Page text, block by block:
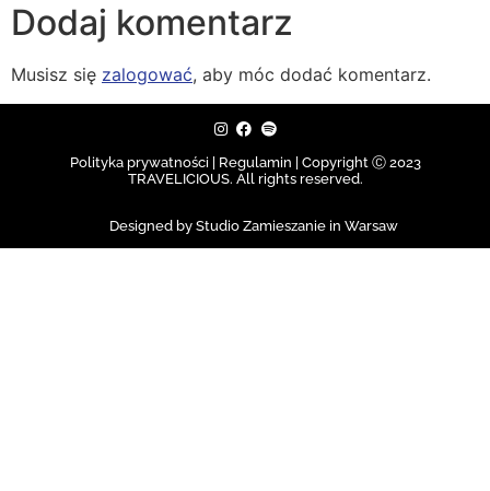
Dodaj komentarz
Musisz się zalogować, aby móc dodać komentarz.
Polityka prywatności | Regulamin | Copyright Ⓒ 2023
TRAVELICIOUS. All rights reserved.
Designed by Studio Zamieszanie in Warsaw